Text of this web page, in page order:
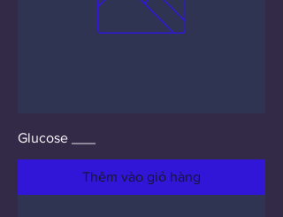
Glucose ___
Thêm vào giỏ hàng